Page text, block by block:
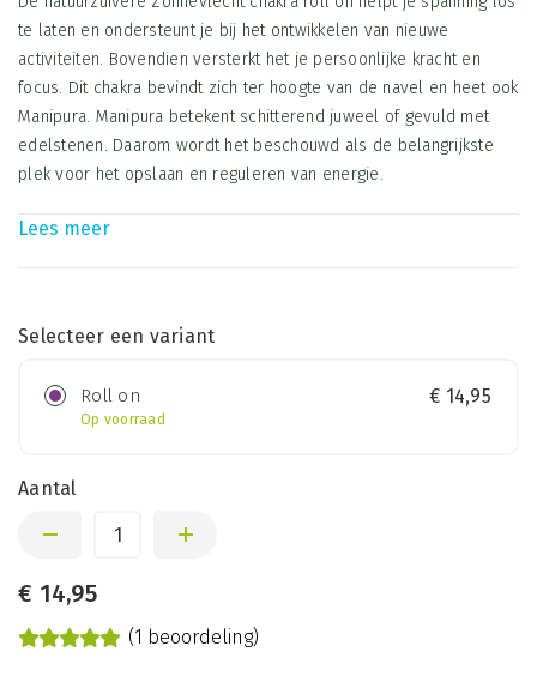
te laten en ondersteunt je bij het ontwikkelen van nieuwe
activiteiten. Bovendien versterkt het je persoonlijke kracht en
focus. Dit chakra bevindt zich ter hoogte van de navel en heet ook
Manipura. Manipura betekent schitterend juweel of gevuld met
edelstenen. Daarom wordt het beschouwd als de belangrijkste
plek voor het opslaan en reguleren van energie.
Lees meer
Selecteer een variant
Roll on
Op voorraad
€ 14,95
Aantal
€ 14,95
(1 beoordeling)